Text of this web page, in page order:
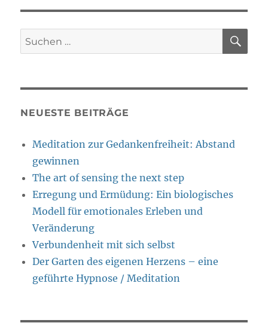
Suche
nach:
NEUESTE BEITRÄGE
Meditation zur Gedankenfreiheit: Abstand
gewinnen
The art of sensing the next step
Erregung und Ermüdung: Ein biologisches
Modell für emotionales Erleben und
Veränderung
Verbundenheit mit sich selbst
Der Garten des eigenen Herzens – eine
geführte Hypnose / Meditation